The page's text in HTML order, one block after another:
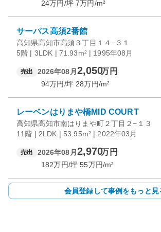
24万円/坪 7万円/m²
サーパス高須2番館
高知県高知市高須３丁目１４−３１
5階 | 3LDK | 71.93m² | 1995年08月
売出 2026年08月 2,050万円
94万円/坪 28万円/m²
レーベンはりまや橋MID COURT
高知県高知市南はりまや町２丁目２−１３
11階 | 2LDK | 53.95m² | 2022年03月
売出 2026年08月 2,970万円
182万円/坪 55万円/m²
会員登録して事例をもっと見